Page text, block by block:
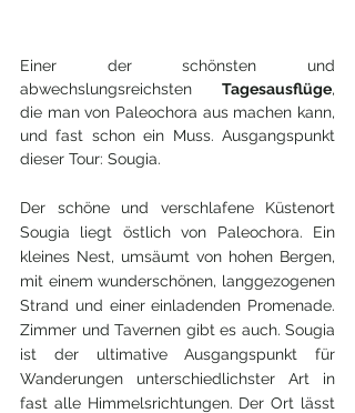
Einer der schönsten und
abwechslungsreichsten Tagesausflüge,
die man von Paleochora aus machen kann,
und fast schon ein Muss. Ausgangspunkt
dieser Tour: Sougia.
Der schöne und verschlafene Küstenort
Sougia liegt östlich von Paleochora. Ein
kleines Nest, umsäumt von hohen Bergen,
mit einem wunderschönen, langgezogenen
Strand und einer einladenden Promenade.
Zimmer und Tavernen gibt es auch. Sougia
ist der ultimative Ausgangspunkt für
Wanderungen unterschiedlichster Art in
fast alle Himmelsrichtungen. Der Ort lässt